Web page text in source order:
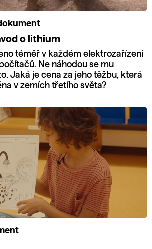
o lithium
téměř v každém elektrozařízení
Ne náhodou se mu
Jaká je cena za jeho těžbu, která
v zemích třetího světa?